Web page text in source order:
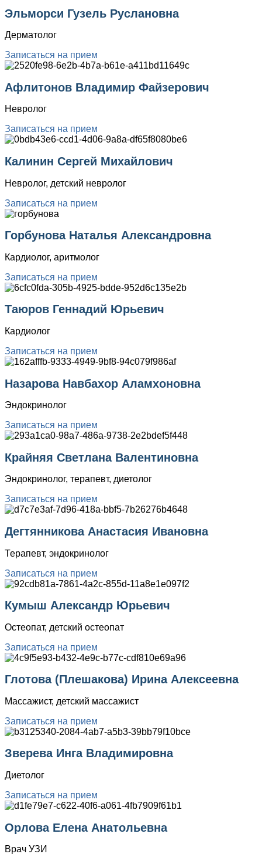
Эльморси Гузель Руслановна
Дерматолог
Записаться на прием
Афлитонов Владимир Файзерович
Невролог
Записаться на прием
Калинин Сергей Михайлович
Невролог, детский невролог
Записаться на прием
Горбунова Наталья Александровна
Кардиолог, аритмолог
Записаться на прием
Таюров Геннадий Юрьевич
Кардиолог
Записаться на прием
Назарова Навбахор Аламхоновна
Эндокринолог
Записаться на прием
Крайняя Светлана Валентиновна
Эндокринолог, терапевт, диетолог
Записаться на прием
Дегтянникова Анастасия Ивановна
Терапевт, эндокринолог
Записаться на прием
Кумыш Александр Юрьевич
Остеопат, детский остеопат
Записаться на прием
Глотова (Плешакова) Ирина Алексеевна
Массажист, детский массажист
Записаться на прием
Зверева Инга Владимировна
Диетолог
Записаться на прием
Орлова Елена Анатольевна
Врач УЗИ